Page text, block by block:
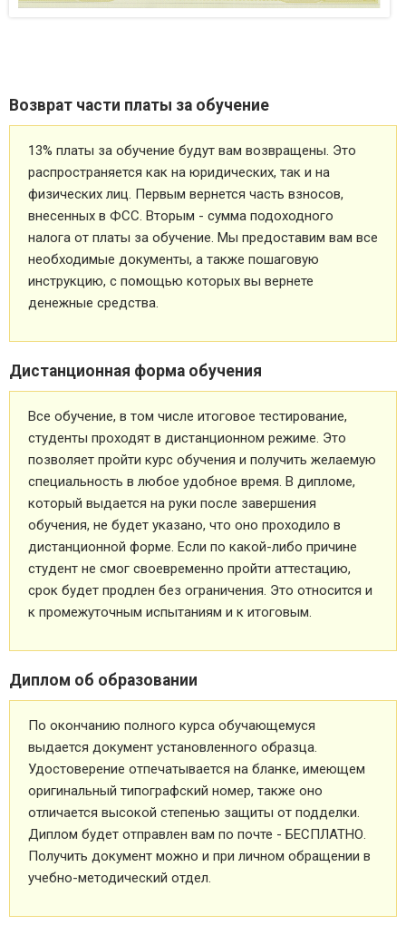
Возврат части платы за обучение
13% платы за обучение будут вам возвращены. Это
распространяется как на юридических, так и на
физических лиц. Первым вернется часть взносов,
внесенных в ФСС. Вторым - сумма подоходного
налога от платы за обучение. Мы предоставим вам все
необходимые документы, а также пошаговую
инструкцию, с помощью которых вы вернете
денежные средства.
Дистанционная форма обучения
Все обучение, в том числе итоговое тестирование,
студенты проходят в дистанционном режиме. Это
позволяет пройти курс обучения и получить желаемую
специальность в любое удобное время. В дипломе,
который выдается на руки после завершения
обучения, не будет указано, что оно проходило в
дистанционной форме. Если по какой-либо причине
студент не смог своевременно пройти аттестацию,
срок будет продлен без ограничения. Это относится и
к промежуточным испытаниям и к итоговым.
Диплом об образовании
По окончанию полного курса обучающемуся
выдается документ установленного образца.
Удостоверение отпечатывается на бланке, имеющем
оригинальный типографский номер, также оно
отличается высокой степенью защиты от подделки.
Диплом будет отправлен вам по почте - БЕСПЛАТНО.
Получить документ можно и при личном обращении в
учебно-методический отдел.